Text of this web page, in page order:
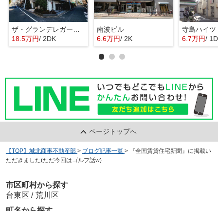
18.5万円/ 2DK
南波ビル
6.6万円/ 2K
寺島ハイツ
6.7万円/
ページトップへ
【TOP】城北商事不動産部 > ブログ記事一覧 >
『全国賃貸住宅新聞』に掲載い
ただきました(ただ今回はゴルフ話w)
市区町村から探す
台東区 / 荒川区